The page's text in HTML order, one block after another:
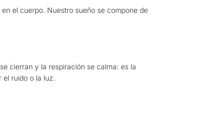
el cuerpo. Nuestro sueño se compone de
cierran y la respiración se calma: es la
el ruido o la luz.